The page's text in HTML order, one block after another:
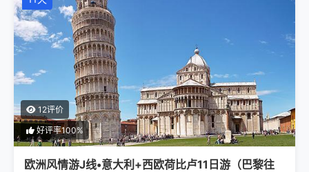
12评价
好评率100%
欧洲风情游J线•意大利+西欧荷比卢11日游（巴黎往